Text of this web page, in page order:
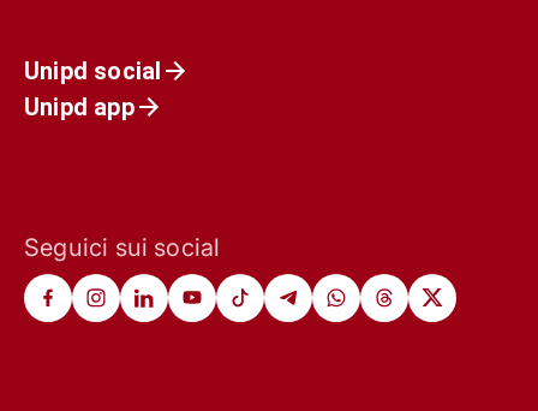
Unipd social
Unipd app
Seguici sui social